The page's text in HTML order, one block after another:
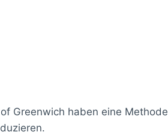
Greenwich haben eine Methode